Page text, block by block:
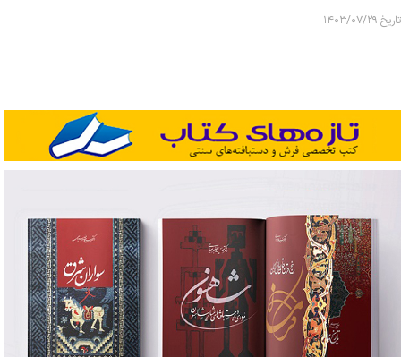
تاریخ ۱۴۰۳/۰۷/۲۹